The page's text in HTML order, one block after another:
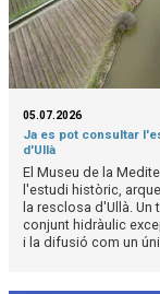
05.07.2026
Ja es pot consultar
d'Ullà
El Museu de la
l'estudi històric,
la resclosa d'Ullà.
conjunt hidràulic
i la difusió com un